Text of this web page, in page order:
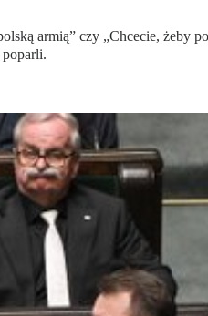
armią” czy „Chcecie, żeby
poparli.